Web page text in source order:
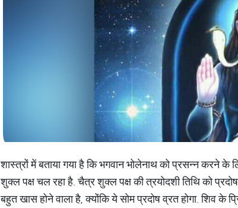
शास्त्रों में बताया गया है कि भगवान भोलेनाथ को प्रसन्न करने के
शुक्ल पक्ष चल रहा है. चैत्र शुक्ल पक्ष की त्रयोदशी तिथि को
बहुत खास होने वाला है, क्योंकि ये सोम प्रदोष व्रत होगा. शिव के